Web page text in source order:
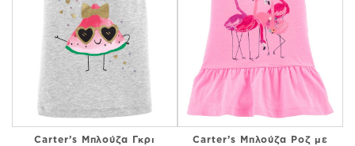
Carter’s Μπλούζα Γκρι
Carter’s Μπλούζα Ροζ με